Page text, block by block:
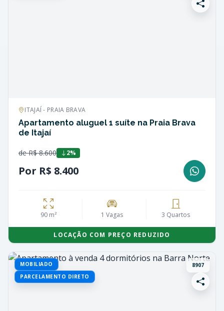
ITAJAÍ - PRAIA BRAVA
Apartamento aluguel 1 suíte na Praia Brava
de Itajaí
de R$ 8.600 2%
Por R$ 8.400
90 m² 1 Vagas 3 Quartos
LOCAÇÃO COM PREÇO REDUZIDO
MOBILIADO
PARCELAMENTO DIRETO
8907